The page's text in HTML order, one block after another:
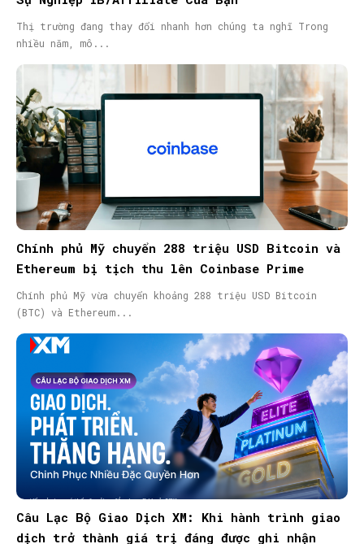
Thị trường đang thay đổi nhanh hơn chúng ta nghĩ Trong
nhiều năm, mô...
Chính phủ Mỹ chuyển 288 triệu USD Bitcoin và
Ethereum bị tịch thu lên Coinbase Prime
Chính phủ Mỹ vừa chuyển khoảng 288 triệu USD Bitcoin
(BTC) và Ethereum...
Câu Lạc Bộ Giao Dịch XM: Khi hành trình giao
dịch trở thành giá trị đáng được ghi nhận